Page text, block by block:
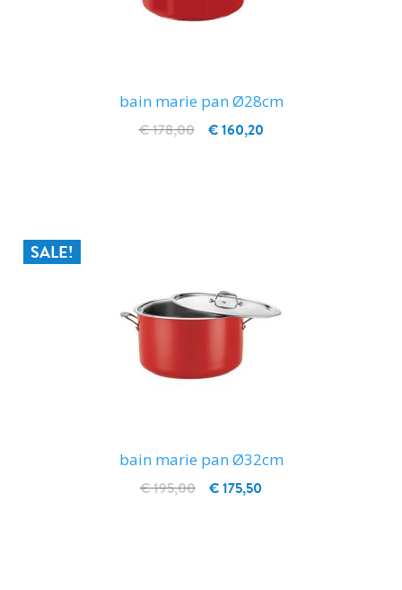
bain marie pan Ø28cm
€ 160,20
€ 178,00
SALE!
bain marie pan Ø32cm
€ 175,50
€ 195,00